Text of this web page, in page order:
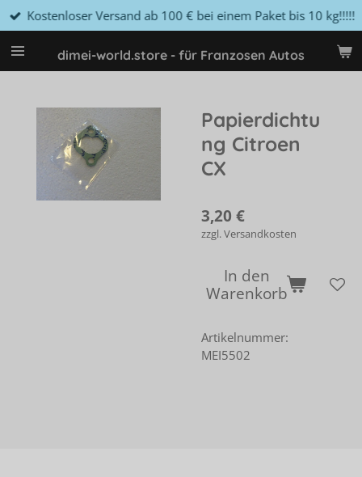
Zum
Hauptinhalt
springen dimei-world.store - für Franzosen Autos
Kostenloser Versand ab 100 € bei einem Paket bis 10 kg!!!!!
Papierdichtu
ng Citroen
CX
3,20 €
zzgl. Versandkosten
In den
Warenkorb
Artikelnummer:
MEI5502